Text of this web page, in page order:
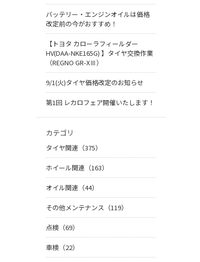
バッテリー・エンジンオイルは価格
改定前の今がおすすめ！
【トヨタ カローラフィールダー
HV(DAA-NKE165G) 】タイヤ交換作業
（REGNO GR-XⅢ）
9/1(火)タイヤ価格改定のお知らせ
第1回 レカロフェア開催いたします！
カテゴリ
タイヤ関連（375）
ホイール関連（163）
オイル関連（44）
その他メンテナンス（119）
点検（69）
車検（22）